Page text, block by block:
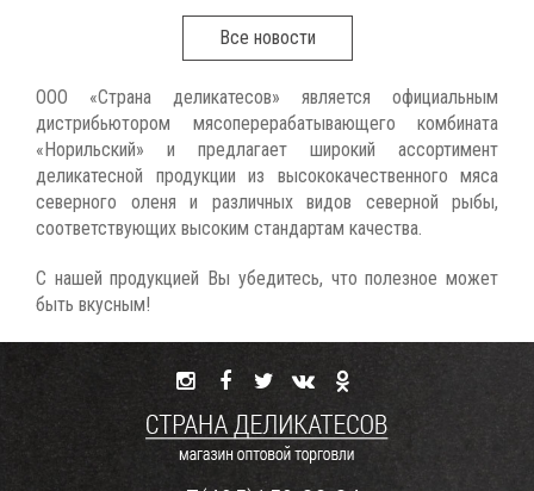
Все новости
ООО «Страна деликатесов» является официальным
дистрибьютором мясоперерабатывающего комбината
«Норильский» и предлагает широкий ассортимент
деликатесной продукции из высококачественного мяса
северного оленя и различных видов северной рыбы,
соответствующих высоким стандартам качества.
С нашей продукцией Вы убедитесь, что полезное может
быть вкусным!